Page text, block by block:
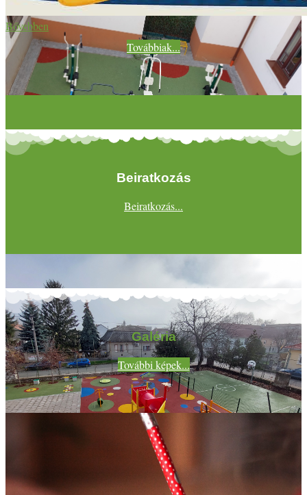
Bővebben
Továbbiak...
Beiratkozás
Beiratkozás...
Galéria
További képek...